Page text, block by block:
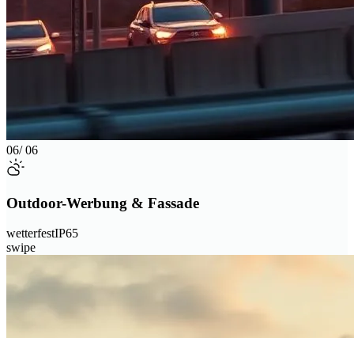
06/ 06
Outdoor-Werbung & Fassade
wetterfestIP65
swipe